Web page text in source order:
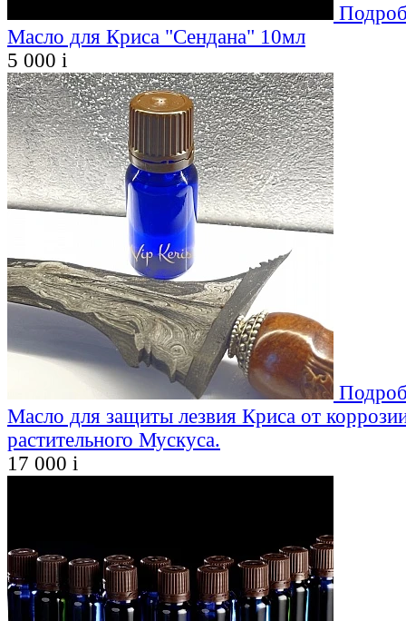
Масло для Криса "Сендана" 10мл
5 000 i
Масло для защиты лезвия Криса от
растительного Мускуса.
17 000 i